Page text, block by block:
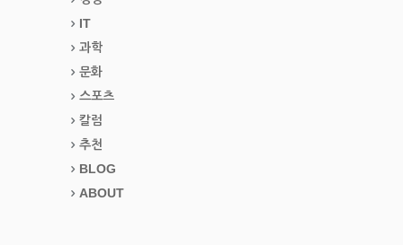
IT
과학
문화
스포츠
칼럼
추천
BLOG
ABOUT